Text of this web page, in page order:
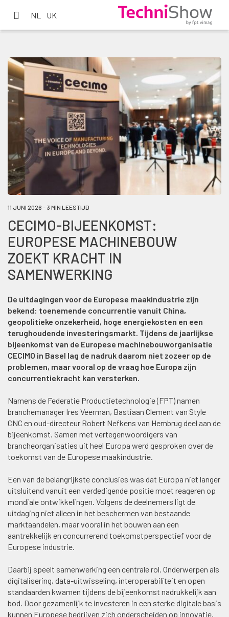
NL UK
11 JUNI 2026 - 3 MIN LEESTIJD
CECIMO-BIJEENKOMST:
EUROPESE MACHINEBOUW
ZOEKT KRACHT IN
SAMENWERKING
De uitdagingen voor de Europese maakindustrie zijn
bekend: toenemende concurrentie vanuit China,
geopolitieke onzekerheid, hoge energiekosten en een
terughoudende investeringsmarkt. Tijdens de jaarlijkse
bijeenkomst van de Europese machinebouworganisatie
CECIMO in Basel lag de nadruk daarom niet zozeer op de
problemen, maar vooral op de vraag hoe Europa zijn
concurrentiekracht kan versterken.
Namens de Federatie Productietechnologie (FPT) namen
branchemanager Ires Veerman, Bastiaan Clement van Style
CNC en oud-directeur Robert Nefkens van Hembrug deel aan de
bijeenkomst. Samen met vertegenwoordigers van
brancheorganisaties uit heel Europa werd gesproken over de
toekomst van de Europese maakindustrie.
Een van de belangrijkste conclusies was dat Europa niet langer
uitsluitend vanuit een verdedigende positie moet reageren op
mondiale ontwikkelingen. Volgens de deelnemers ligt de
uitdaging niet alleen in het beschermen van bestaande
marktaandelen, maar vooral in het bouwen aan een
aantrekkelijk en concurrerend toekomstperspectief voor de
Europese industrie.
Daarbij speelt samenwerking een centrale rol. Onderwerpen als
digitalisering, data-uitwisseling, interoperabiliteit en open
standaarden kwamen tijdens de bijeenkomst nadrukkelijk aan
bod. Door gezamenlijk te investeren in een sterke digitale basis
kunnen Europese bedrijven zich onderscheiden op innovatie,